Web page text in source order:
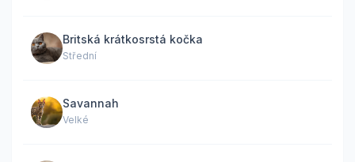
Britská krátkosrstá kočka
Střední
Savannah
Velké